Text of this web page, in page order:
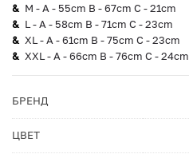
M - A - 55cm B - 67cm C - 21cm
L - A - 58cm B - 71cm C - 23cm
XL - A - 61cm B - 75cm C - 23cm
XXL - A - 66cm B - 76cm C - 24cm
БРЕНД
ЦВЕТ